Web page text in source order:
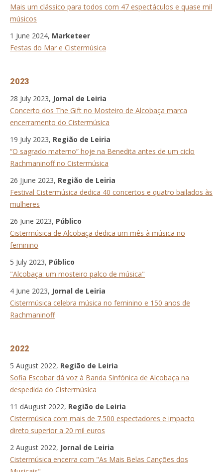
Mais um clássico para todos com 47 espectáculos e quase mil
músicos
1 June 2024, Marketeer
Festas do Mar e Cistermúsica
2023
28 July 2023, Jornal de Leiria
Concerto dos The Gift no Mosteiro de Alcobaça marca
encerramento do Cistermúsica
19 July 2023, Região de Leiria
“O sagrado materno” hoje na Benedita antes de um ciclo
Rachmaninoff no Cistermúsica
26 Jjune 2023, Região de Leiria
Festival Cistermúsica dedica 40 concertos e quatro bailados às
mulheres
26 June 2023, Público
Cistermúsica de Alcobaça dedica um mês à música no
feminino
5 July 2023, Público
"Alcobaça: um mosteiro palco de música"
4 June 2023, Jornal de Leiria
Cistermúsica celebra música no feminino e 150 anos de
Rachmaninoff
2022
5 August 2022, Região de Leiria
Sofia Escobar dá voz à Banda Sinfónica de Alcobaça na
despedida do Cistermúsica
11 dAugust 2022, Região de Leiria
Cistermúsica com mais de 7.500 espectadores e impacto
direto superior a 20 mil euros
2 August 2022, Jornal de Leiria
Cistermúsica encerra com "As Mais Belas Canções dos